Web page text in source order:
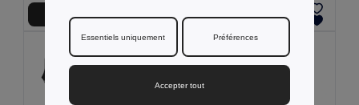
Essentiels uniquement Préférences
Accepter tout